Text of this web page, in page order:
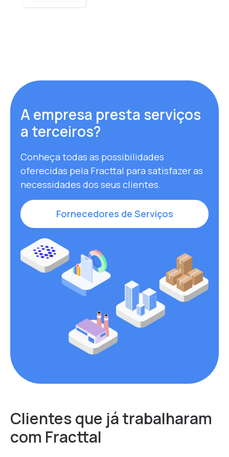
A empresa presta serviços
a terceiros?
Conheça todas as possibilidades
oferecidas pela Fracttal para satisfazer as
necessidades dos seus clientes.
Fornecedores de Serviços
Clientes que já trabalharam
com Fracttal